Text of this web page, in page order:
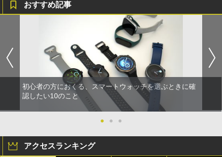
おすすめ記事
初心者の方におくる、スマートウォッチを選ぶときに確
認したい10のこと
● ● ●
アクセスランキング